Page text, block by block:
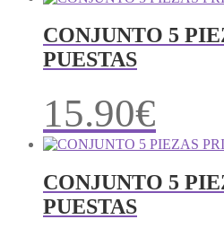
CONJUNTO 5
PUESTAS
15.90€
CONJUNTO 5
PUESTAS